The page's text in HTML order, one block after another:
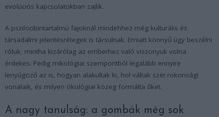
evolúciós kapcsolatokban zajlik.
A pszilocibintartalmú fajoknál mindehhez még kulturális és
társadalmi jelentésrétegek is társulnak. Emiatt könnyű úgy beszélni
róluk, mintha kizárólag az emberhez való viszonyuk volna
érdekes. Pedig mikológiai szempontból legalább ennyire
lenyűgöző az is, hogyan alakultak ki, hol váltak szét rokonsági
vonalaik, és milyen ökológiai közeg formálta őket.
A nagy tanulság: a gombák még sok